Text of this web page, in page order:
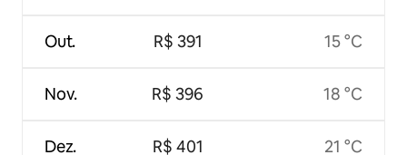
Out.
Nov.
Dez.
R$ 391
R$ 396
R$ 401
15 °C
18 °C
21 °C